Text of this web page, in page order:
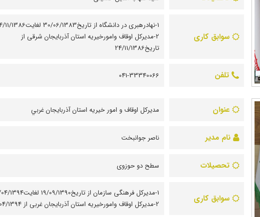
سوابق کاری
1-نهادرهبری در دانشگاه از تاریخ30/06/1383
2-مدیرکل اوقاف وامورخیریه استان آذربایجان شرقی از
تاریخ24/11/1386
تلفن 041-33340066
عنوان مديرکل اوقاف و امور خيريه استان آذربايجان غربي
نام مدیر ناصر جوانبخت
تحصیلات سطح دو حوزوی
سوابق کاری
1-مدیرکل فرهنگی سازمان از تاریخ19/09/
2-مدیرکل اوقاف وامورخیریه استان آذربایجان غربی از 20/04/1394